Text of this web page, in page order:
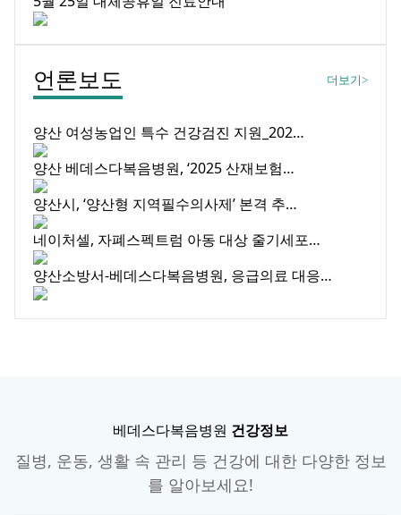
언론보도 더보기>
양산 여성농업인 특수 건강검진 지원_202…
양산 베데스다복음병원, ‘2025 산재보험…
양산시, ‘양산형 지역필수의사제’ 본격 추…
네이처셀, 자폐스펙트럼 아동 대상 줄기세포…
양산소방서-베데스다복음병원, 응급의료 대응…
베데스다복음병원 건강정보
질병, 운동, 생활 속 관리 등 건강에 대한 다양한 정보
를 알아보세요!